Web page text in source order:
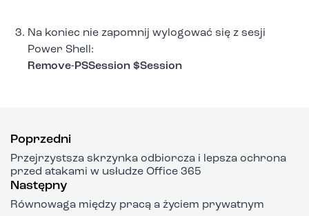
Na koniec nie zapomnij wylogować się z sesji
Power Shell:
Remove-PSSession $Session
Poprzedni
Przejrzystsza skrzynka odbiorcza i lepsza ochrona
przed atakami w usłudze Office 365
Następny
Równowaga między pracą a życiem prywatnym